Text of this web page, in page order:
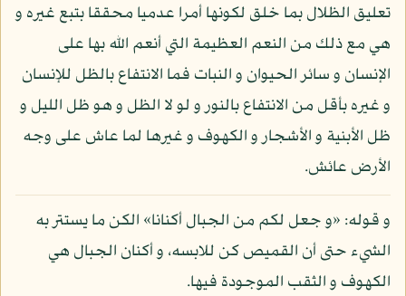
تعليق الظلال بما خلق لكونها أمرا عدميا محققا بتبع غيره و
هي مع ذلك من النعم العظيمة التي أنعم الله بها على
الإنسان و سائر الحيوان و النبات فما الانتفاع بالظل للإنسان
و غيره بأقل من الانتفاع بالنور و لو لا الظل و هو ظل الليل و
ظل الأبنية و الأشجار و الكهوف و غيرها لما عاش على وجه
الأرض عائش.
و قوله: «و جعل لكم من الجبال أكنانا» الكن ما يستتر به
الشيء حتى أن القميص كن للابسه، و أكنان الجبال هي
الكهوف و الثقب الموجودة فيها.